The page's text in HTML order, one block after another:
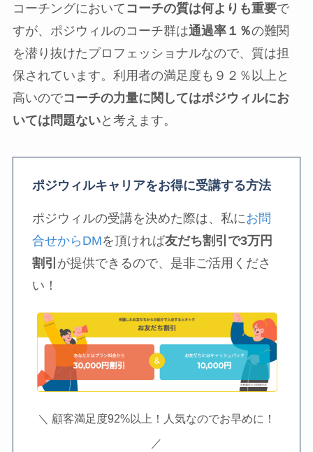
コーチングにおいて コーチの質は何よりも重要で
すが、ポジウィルのコーチ群は通過率１％の難関
を潜り抜けたプロフェッショナルなので、質は担
保されています。利用者の満足度も９２％以上と
高いのでコーチの力量に関してはポジウィルにお
いては問題ないと考えます。
ポジウィルキャリアをお得に受講する方法
ポジウィルの受講を決めた際は、私にお問
合せからDMを頂ければ友だち割引で3万円
割引 が提供できるので、是非ご活用くださ
い！
＼ 顧客満足度92%以上！人気なのでお早めに！
／